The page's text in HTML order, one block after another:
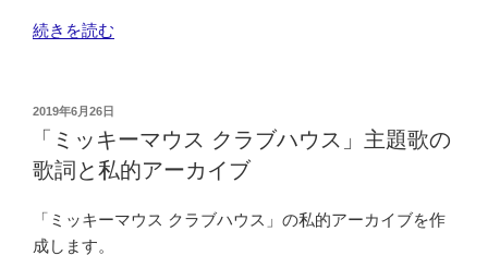
あ
日
本
酒
≫”
の
“ホ
香
る
東
京
ブ
ロ
続きを読む
投
2019年6月26日
「ミッキーマウス クラブハウス」主題歌の
歌詞と私的アーカイブ
「ミッキーマウス クラブハウス」の私的アーカイブを作
成します。